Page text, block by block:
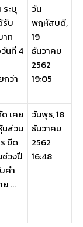
ะบุ
รับ
าท
นที่ 4
กว่า
วัน
พฤหัสบดี,
19
ธันวาคม
2562
19:05
เคย
นส่วน
ขีด
ช่วงปี
คำ
...
วันพุธ, 18
ธันวาคม
2562
16:48